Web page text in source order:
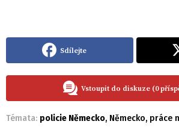
Sdílejte
Vstoupit do diskuze (0
Témata: policie Německo, Německo, práce